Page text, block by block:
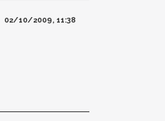
02/10/2009, 11:38